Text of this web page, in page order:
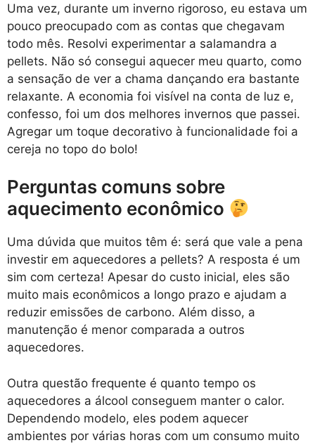
Uma vez, durante um inverno rigoroso, eu estava um
pouco preocupado com as contas que chegavam
todo mês. Resolvi experimentar a salamandra a
pellets. Não só consegui aquecer meu quarto, como
a sensação de ver a chama dançando era bastante
relaxante. A economia foi visível na conta de luz e,
confesso, foi um dos melhores invernos que passei.
Agregar um toque decorativo à funcionalidade foi a
cereja no topo do bolo!
Perguntas comuns sobre
aquecimento econômico
Uma dúvida que muitos têm é: será que vale a pena
investir em aquecedores a pellets? A resposta é um
sim com certeza! Apesar do custo inicial, eles são
muito mais econômicos a longo prazo e ajudam a
reduzir emissões de carbono. Além disso, a
manutenção é menor comparada a outros
aquecedores.
Outra questão frequente é quanto tempo os
aquecedores a álcool conseguem manter o calor.
Dependendo modelo, eles podem aquecer
ambientes por várias horas com um consumo muito